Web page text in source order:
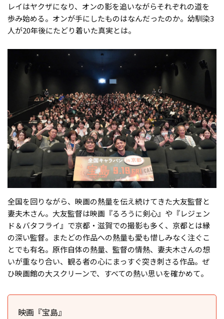
レイはヤクザになり、オンの影を追いながらそれぞれの道を
歩み始める。オンが手にしたものはなんだったのか。幼馴染3
人が20年後にたどり着いた真実とは。
全国を回りながら、映画の熱量を伝え続けてきた大友監督と
妻夫木さん。大友監督は映画『るろうに剣心』や『レジェン
ド＆バタフライ』で京都・滋賀での撮影も多く、京都とは縁
の深い監督。またどの作品への熱量も愛も惜しみなく注ぐこ
とでも有名。原作自体の熱量、監督の情熱、妻夫木さんの想
いが重なり合い、観る者の心にまっすぐ突き刺さる作品。ぜ
ひ映画館の大スクリーンで、すべての熱い思いを確かめて。
映画『宝島』